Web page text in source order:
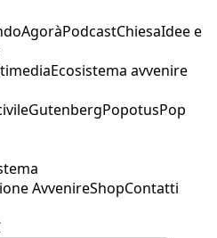
AgoràPodcastChiesaIdee e
Ecosistema avvenire
GutenbergPopotusPop
AvvenireShopContatti